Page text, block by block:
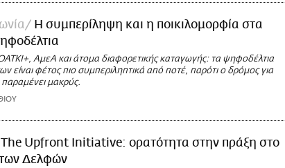
Η συμπερίληψη και η ποικιλομορφία στα
ΑμεΑ και άτομα διαφορετικής καταγωγής: τα ψηφοδέλτια
είναι φέτος πιο συμπεριληπτικά από ποτέ, παρότι ο δρόμος για
παραμένει μακρύς.
The Upfront Initiative: ορατότητα στην πράξη στο
Δελφών